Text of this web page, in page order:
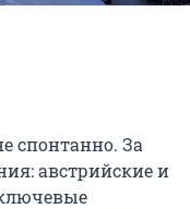
спонтанно. За
австрийские и